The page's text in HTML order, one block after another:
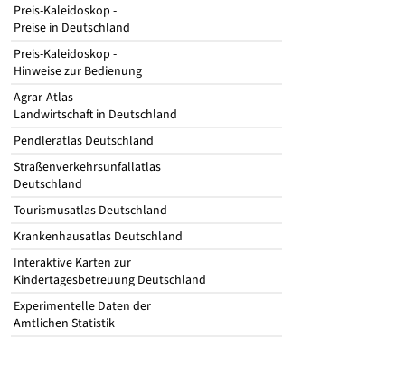
Preis-Kaleidoskop -
Preise in Deutschland
Preis-Kaleidoskop -
Hinweise zur Bedienung
Agrar-Atlas -
Landwirtschaft in Deutschland
Pendleratlas Deutschland
Straßenverkehrsunfallatlas
Deutschland
Tourismusatlas Deutschland
Krankenhausatlas Deutschland
Interaktive Karten zur
Kindertagesbetreuung Deutschland
Experimentelle Daten der
Amtlichen Statistik